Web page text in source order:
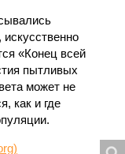
искусственно
«Конец всей
пытливых
может не
как и где